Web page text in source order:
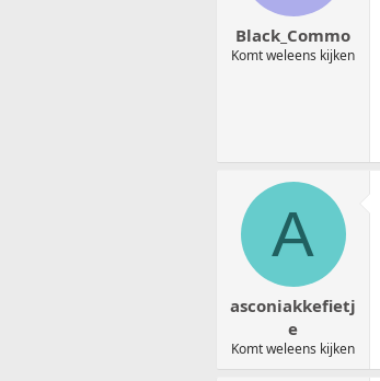
Black_Commo
Komt weleens kijken
A
asconiakkefietj
e
Komt weleens kijken